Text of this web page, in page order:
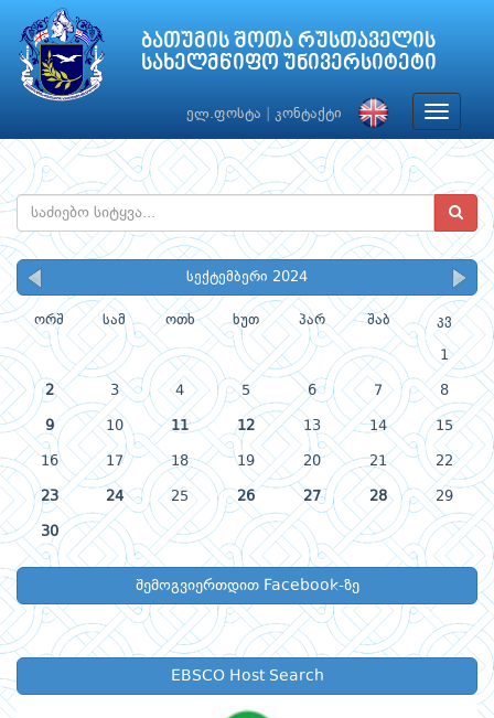
ბათუმის შოთა რუსთაველის
სახელმწიფო უნივერსიტეტი
ელ.ფოსტა კონტაქტი
Toggle
სექტემბერი 2024
ორშ სამ ოთხ ხუთ პარ შაბ კვ
1
2 3 4 5 6 7 8
9 10 11 12 13 14 15
16 17 18 19 20 21 22
23 24 25 26 27 28 29
30
შემოგვიერთდით Facebook-ზე
EBSCO Host Search